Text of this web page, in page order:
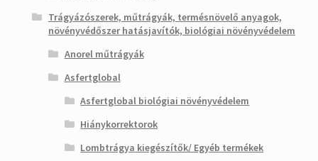
Trágyázószerek, műtrágyák, termésnövelő anyagok,
növényvédőszer hatásjavítók, biológiai növényvédelem
Anorel műtrágyák
Asfertglobal
Asfertglobal biológiai növényvédelem
Hiánykorrektorok
Lombtrágya kiegészítők/ Egyéb termékek